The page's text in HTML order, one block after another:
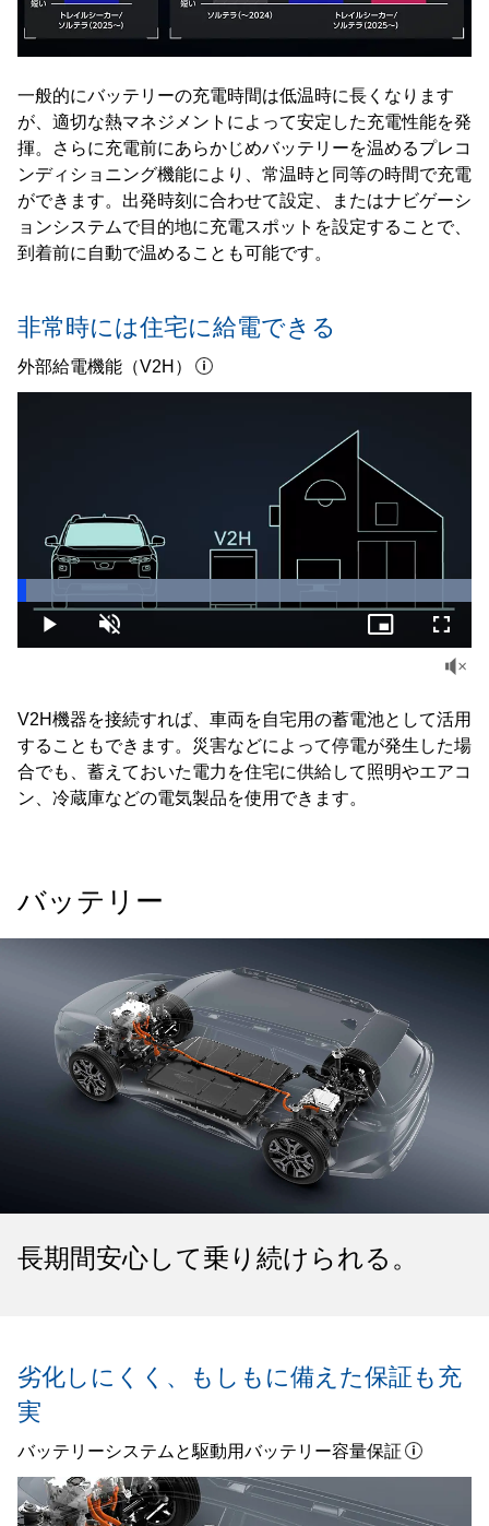
一般的にバッテリーの充電時間は低温時に長くなります
が、適切な熱マネジメントによって安定した充電性能を発
揮。さらに充電前にあらかじめバッテリーを温めるプレコ
ンディショニング機能により、常温時と同等の時間で充電
ができます。出発時刻に合わせて設定、またはナビゲーシ
ョンシステムで目的地に充電スポットを設定することで、
到着前に自動で温めることも可能です。
非常時には住宅に給電できる
外部給電機能（V2H）
V2H機器を接続すれば、車両を自宅用の蓄電池として活用
することもできます。災害などによって停電が発生した場
合でも、蓄えておいた電力を住宅に供給して照明やエアコ
ン、冷蔵庫などの電気製品を使用できます。
Play Unmute
100.00%
Picture-
in-
バッテリー
長期間安心して乗り続けられる。
劣化しにくく、
もしもに備えた保証も充
実
バッテリーシステムと駆動用バッテリー容量保証